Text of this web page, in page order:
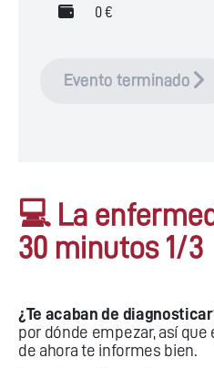
0 €
Evento terminado
💻 La
30 minutos 1/3
¿Te acaban de
por dónde empezar, así
de ahora te informes bien.